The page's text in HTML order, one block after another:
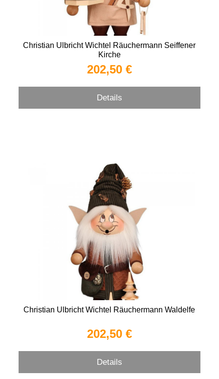
Christian Ulbricht Wichtel Räuchermann Seiffener
Kirche
202,50 €
Details
Christian Ulbricht Wichtel Räuchermann Waldelfe
202,50 €
Details